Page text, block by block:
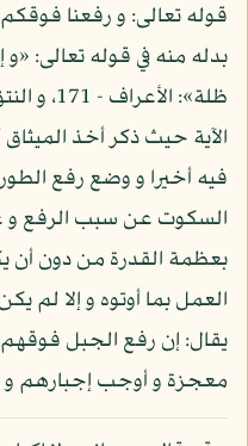
قوله تعالى: و رفعنا
بدله منه في قوله تعالى:
ظلة»:
الآية حيث ذكر أخذ الميثاق
فيه أخيرا و وضع رفع
السكوت عن سبب الرفع و
بعظمة القدرة من دون أن
العمل بما أوتوه و إلا لم
يقال: إن رفع الجبل
معجزة و أوجب إجبارهم و